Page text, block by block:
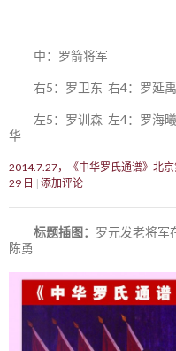
中：罗箭将军
右5：罗卫东 右4：罗延
左5：罗训森 左4：罗海
华
2014.7.27，《中华罗氏通谱》北
29 日
添加评论
标题插图： 罗元发老将
陈勇